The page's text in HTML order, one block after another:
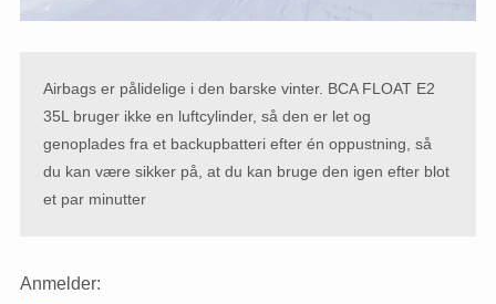
Airbags er pålidelige i den barske vinter. BCA FLOAT E2
35L bruger ikke en luftcylinder, så den er let og
genoplades fra et backupbatteri efter én oppustning, så
du kan være sikker på, at du kan bruge den igen efter blot
et par minutter
Anmelder: